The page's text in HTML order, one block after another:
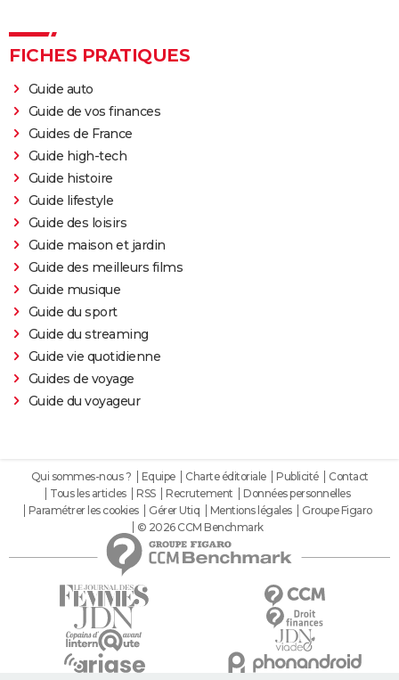
FICHES PRATIQUES
Guide auto
Guide de vos finances
Guides de France
Guide high-tech
Guide histoire
Guide lifestyle
Guide des loisirs
Guide maison et jardin
Guide des meilleurs films
Guide musique
Guide du sport
Guide du streaming
Guide vie quotidienne
Guides de voyage
Guide du voyageur
Qui sommes-nous ? Equipe Charte éditoriale Publicité
Contact
Tous les articles
RSS Recrutement
Données personnelles
Paramétrer les cookies
Gérer Utiq Mentions légales
Groupe Figaro
© 2026 CCM Benchmark